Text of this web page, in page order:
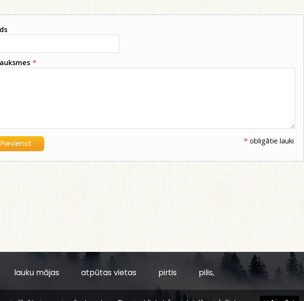
*
* obligātie lauki
lauku mājas atpūtas vietas pirtis pilis,